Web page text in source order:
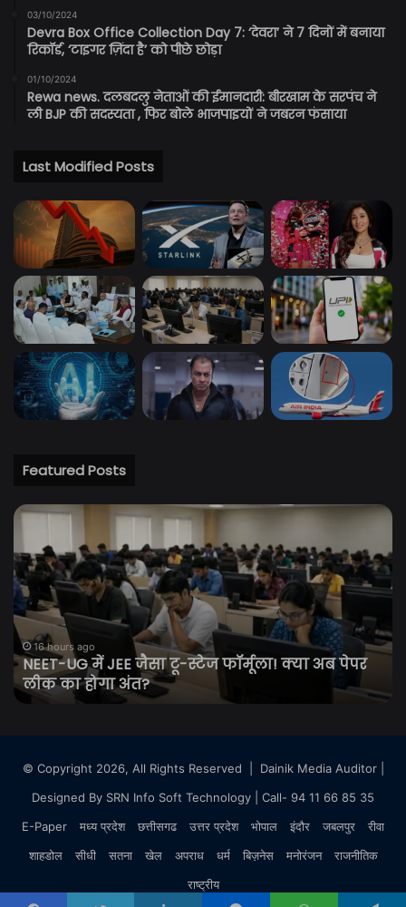
03/10/2024
Devra Box Office Collection Day 7: ‘देवरा’ ने 7 दिनों में बनाया
रिकॉर्ड, ‘टाइगर ज़िंदा है’ को पीछे छोड़ा
01/10/2024
Rewa news. दलबदलु नेताओं की ईमानदारी: बीरखाम के सरपंच ने
ली BJP की सदस्यता , फिर बोले भाजपाइयों ने जबरन फंसाया
Last Modified Posts
Featured Posts
NEET-
में
JEE
जैसा
टू-
स्टेज
फॉर्मूला!
क्या
अब
पेपर
होगा
16 hours ago
NEET-UG में JEE जैसा टू-स्टेज फॉर्मूला! क्या अब पेपर
लीक का होगा अंत?
में
© Copyright 2026, All Rights Reserved | Dainik Media Auditor|
Designed By SRN Info Soft Technology | Call- 94 11 66 85 35
E-Paper
मध्य प्रदेश छत्तीसगढ उत्तर प्रदेश भोपाल इंदौर जबलपुर
रीवा
शाहडोल
सीधी सतना खेल अपराध धर्म बिज़नेस मनोरंजन
राजनीतिक
राष्ट्रीय